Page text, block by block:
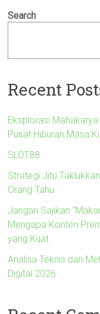
Search
Recent
Eksplorasi
Pusat Hiburan Masa
SLOT88
Strategi Jitu
Orang Tahu
Jangan Sajikan
Mengapa Konten
yang Kuat
Analisa Teknis dan
Digital 2026